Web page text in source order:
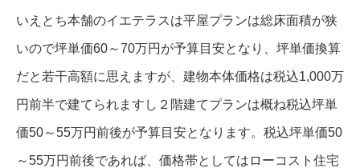
いえとち本舗のイエテラスは平屋プランは総床面積が狭
いので坪単価60～70万円が予算目安となり、坪単価換算
だと若干高額に思えますが、建物本体価格は税込1,000万
円前半で建てられますし２階建てプランは概ね税込坪単
価50～55万円前後が予算目安となります。税込坪単価50
～55万円前後であれば、価格帯としてはローコスト住宅